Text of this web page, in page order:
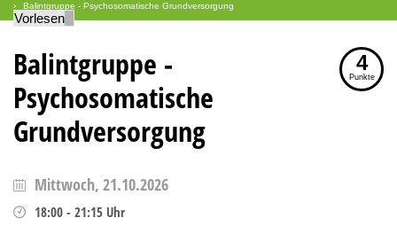
Balintgruppe - Psychosomatische Grundversorgung
Vorlesen
Balintgruppe -
Psychosomatische
Grundversorgung
4
Punkte
Mittwoch, 21.10.2026
18:00 - 21:15 Uhr